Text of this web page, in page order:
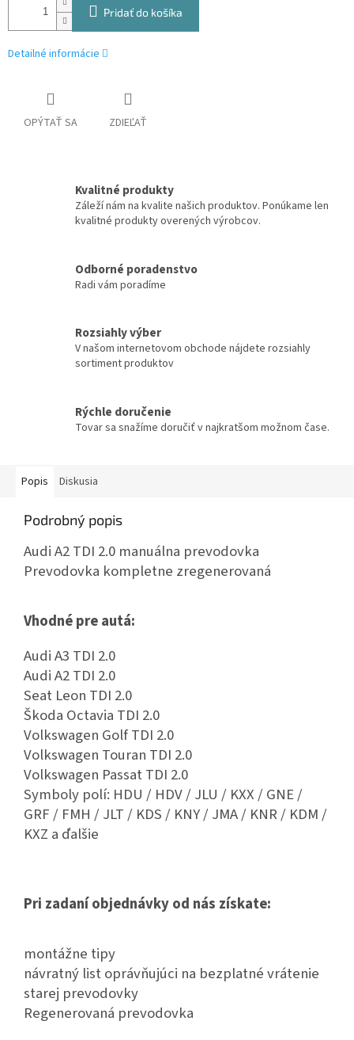
Pridať do košíka
Detailné informácie
OPÝTAŤ SA ZDIEĽAŤ
Kvalitné produkty
Záleží nám na kvalite našich produktov. Ponúkame len
kvalitné produkty overených výrobcov.
Odborné poradenstvo
Radi vám poradíme
Rozsiahly výber
V našom internetovom obchode nájdete rozsiahly
sortiment produktov
Rýchle doručenie
Tovar sa snažíme doručiť v najkratšom možnom čase.
Popis Diskusia
Podrobný popis
Audi A2 TDI 2.0 manuálna prevodovka
Prevodovka kompletne zregenerovaná
Vhodné pre autá:
Audi A3 TDI 2.0
Audi A2 TDI 2.0
Seat Leon TDI 2.0
Škoda Octavia TDI 2.0
Volkswagen Golf TDI 2.0
Volkswagen Touran TDI 2.0
Volkswagen Passat TDI 2.0
Symboly polí: HDU / HDV / JLU / KXX / GNE /
GRF / FMH / JLT / KDS / KNY / JMA / KNR / KDM /
KXZ a ďalšie
Pri zadaní objednávky od nás získate:
montážne tipy
návratný list oprávňujúci na bezplatné vrátenie
starej prevodovky
Regenerovaná prevodovka